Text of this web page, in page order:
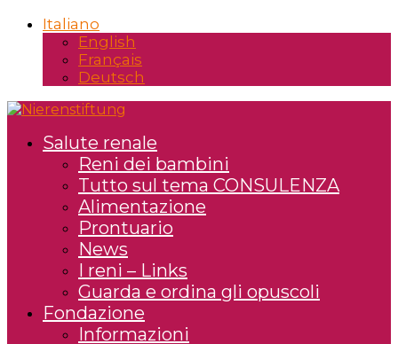
Italiano
English
Français
Deutsch
Salute renale
Reni dei bambini
Tutto sul tema CONSULENZA
Alimentazione
Prontuario
News
I reni – Links
Guarda e ordina gli opuscoli
Fondazione
Informazioni